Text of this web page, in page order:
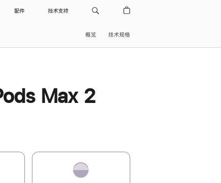
配件 技术支持
概览 技术规格
Max 2